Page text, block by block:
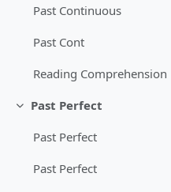
Past Continuous
Past Cont
Reading Comprehension
Minimizza
Past Perfect
Past Perfect
Past Perfect